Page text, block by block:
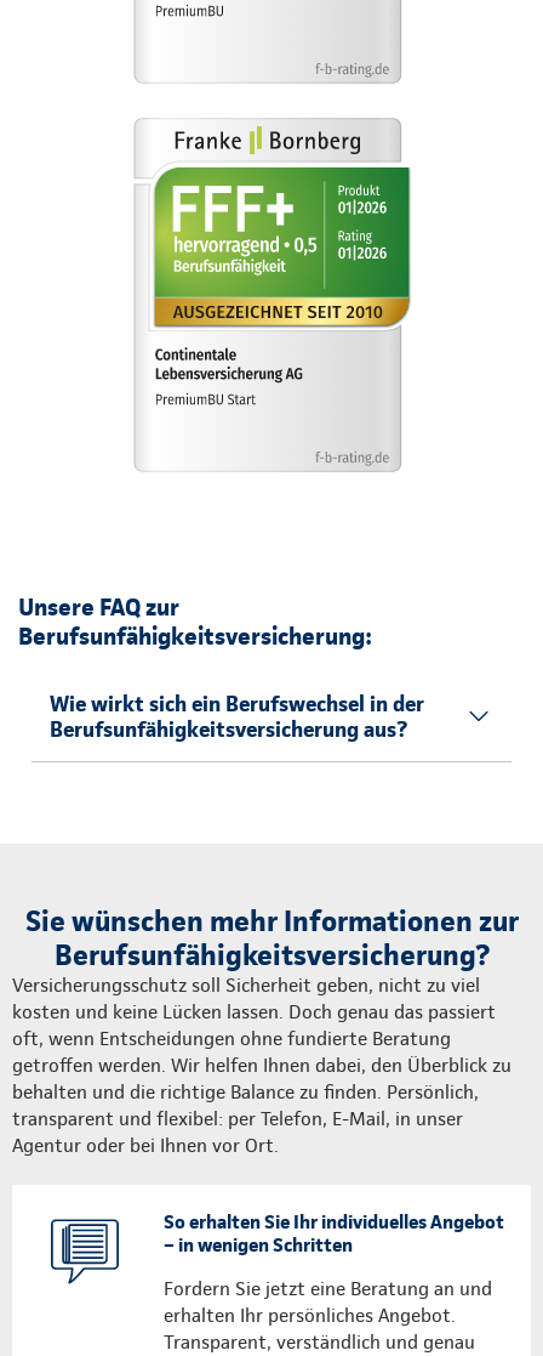
Unsere FAQ zur
Berufsunfähigkeitsversicherung:
Wie wirkt sich ein Berufswechsel in der
Berufsunfähigkeitsversicherung aus?
Sie wünschen mehr Informationen zur
Berufsunfähigkeitsversicherung?
Versicherungsschutz soll Sicherheit geben, nicht zu viel
kosten und keine Lücken lassen. Doch genau das passiert
oft, wenn Entscheidungen ohne fundierte Beratung
getroffen werden. Wir helfen Ihnen dabei, den Überblick zu
behalten und die richtige Balance zu finden. Persönlich,
transparent und flexibel: per Telefon, E-Mail, in unser
Agentur oder bei Ihnen vor Ort.
So erhalten Sie Ihr individuelles Angebot
– in wenigen Schritten
Fordern Sie jetzt eine Beratung an und
erhalten Ihr persönliches Angebot.
Transparent, verständlich und genau